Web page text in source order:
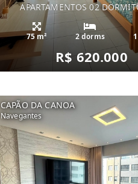
APARTAMENTOS 02
75 m² 2 dorms
R$ 620.000
CAPÃO DA CANOA
Navegantes